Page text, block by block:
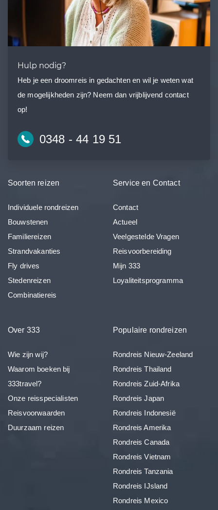
Hulp nodig?
Heb je een droomreis in gedachten en wil je weten wat
de mogelijkheden zijn? Neem dan vrijblijvend contact
op!
0348 - 44 19 51
Soorten reizen
Individuele rondreizen
Bouwstenen
Familiereizen
Strandvakanties
Fly drives
Stedenreizen
Combinatiereis
Service en Contact
Contact
Actueel
Veelgestelde Vragen
Reisvoorbereiding
Mijn 333
Loyaliteitsprogramma
Over 333
Wie zijn wij?
Waarom boeken bij
333travel?
Onze reisspecialisten
Reisvoorwaarden
Duurzaam reizen
Populaire rondreizen
Rondreis Nieuw-Zeeland
Rondreis Thailand
Rondreis Zuid-Afrika
Rondreis Japan
Rondreis Indonesië
Rondreis Amerika
Rondreis Canada
Rondreis Vietnam
Rondreis Tanzania
Rondreis IJsland
Rondreis Mexico